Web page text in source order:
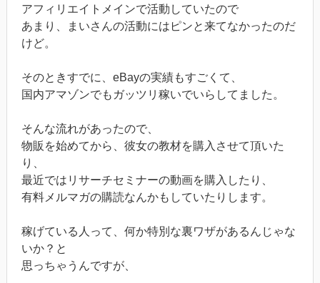
アフィリエイトメインで活動していたので
あまり、まいさんの活動にはピンと来てなかったのだ
けど。
そのときすでに、eBayの実績もすごくて、
国内アマゾンでもガッツリ稼いでいらしてました。
そんな流れがあったので、
物販を始めてから、彼女の教材を購入させて頂いた
り、
最近ではリサーチセミナーの動画を購入したり、
有料メルマガの購読なんかもしていたりします。
稼げている人って、何か特別な裏ワザがあるんじゃな
いか？と
思っちゃうんですが、